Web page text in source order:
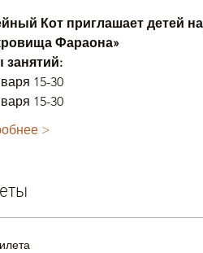
Кот приглашает детей
Фараона»
занятий:
15-30
15-30
>